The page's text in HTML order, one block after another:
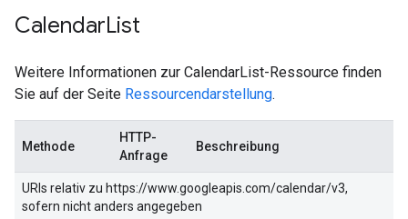
CalendarList
Weitere Informationen zur CalendarList-Ressource finden
Sie auf der Seite Ressourcendarstellung.
Methode
HTTP-
Anfrage
Beschreibung
URIs relativ zu https://www.googleapis.com/calendar/v3,
sofern nicht anders angegeben